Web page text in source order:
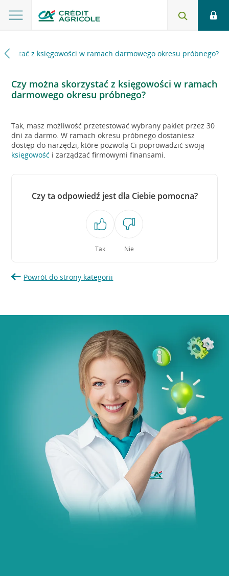
z księgowości w ramach darmowego okresu próbnego?
Czy można skorzystać z księgowości w ramach
darmowego okresu próbnego?
Tak, masz możliwość przetestować wybrany pakiet przez 30
dni za darmo. W ramach okresu próbnego dostaniesz
dostęp do narzędzi, które pozwolą Ci poprowadzić swoją
księgowość i zarządzać firmowymi finansami.
Czy ta odpowiedź jest dla Ciebie pomocna?
Tak Nie
Powrót do strony kategorii